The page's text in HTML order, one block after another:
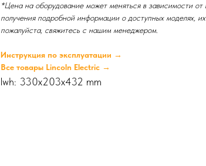
*Цена на оборудование может меняться в зависимости
получения подробной информации о доступных моделях,
пожалуйста, свяжитесь с нашим менеджером.
Инструкция по эксплуатации →
Все товары Lincoln Electric →
lwh: 330x203x432 mm